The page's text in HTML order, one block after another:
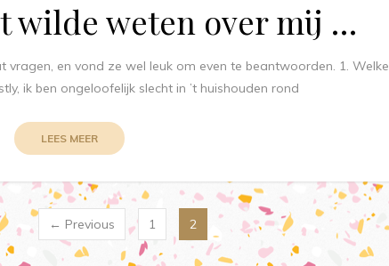
wilde weten over mij …
en vond ze wel leuk om even te beantwoorden. 1. Welke
ik ben ongeloofelijk slecht in ’t huishouden rond
LEES MEER
← Previous 1 2